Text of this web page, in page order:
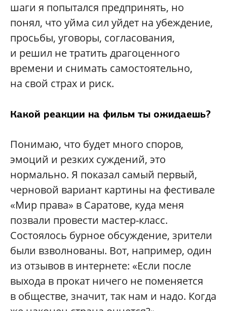
шаги я попытался предпринять, но
понял, что уйма сил уйдет на убеждение,
просьбы, уговоры, согласования,
и решил не тратить драгоценного
времени и снимать самостоятельно,
на свой страх и риск.
Какой реакции на фильм ты ожидаешь?
Понимаю, что будет много споров,
эмоций и резких суждений, это
нормально. Я показал самый первый,
черновой вариант картины на фестивале
«Мир права» в Саратове, куда меня
позвали провести мастер-класс.
Состоялось бурное обсуждение, зрители
были взволнованы. Вот, например, один
из отзывов в интернете: «Если после
выхода в прокат ничего не поменяется
в обществе, значит, так нам и надо. Когда